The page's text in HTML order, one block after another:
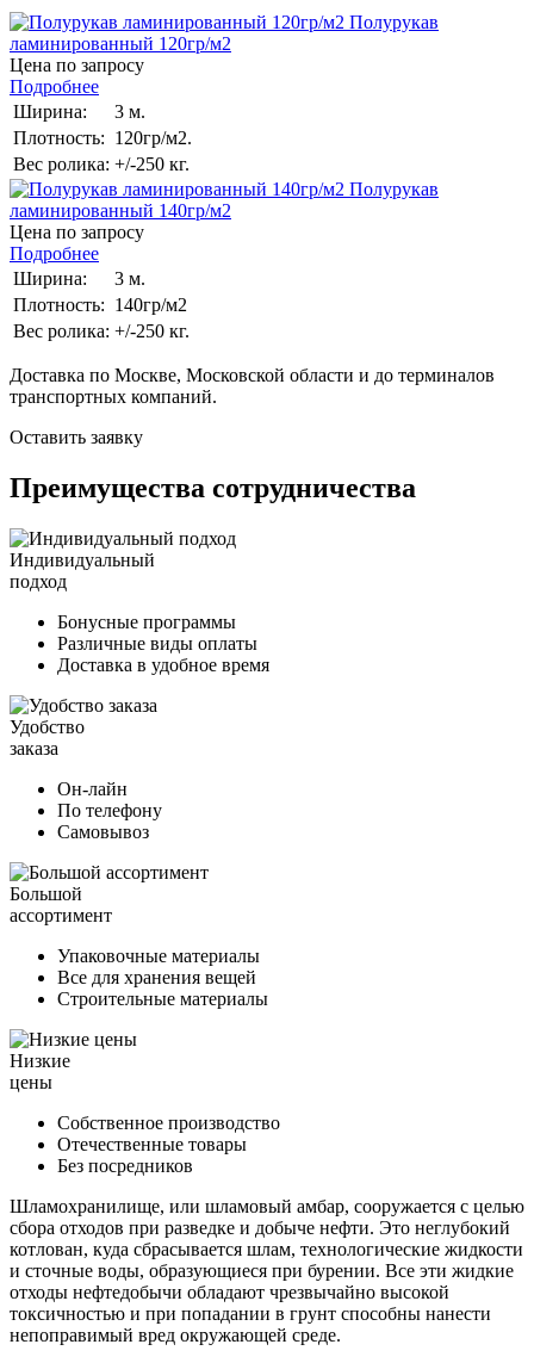
Полурукав
ламинированный 120гр/м2
Цена по запросу
Подробнее
Ширина:
3 м.
Плотность: 120гр/м2.
Вес ролика: +/-250 кг.
Полурукав
ламинированный 140гр/м2
Цена по запросу
Подробнее
Ширина:
3 м.
Плотность: 140гр/м2
Вес ролика: +/-250 кг.
Доставка по Москве, Московской области и до терминалов
транспортных компаний.
Оставить заявку
Преимущества сотрудничества
Индивидуальный
подход
Бонусные программы
Различные виды оплаты
Доставка в удобное время
Удобство
заказа
Он-лайн
По телефону
Самовывоз
Большой
ассортимент
Упаковочные материалы
Все для хранения вещей
Строительные материалы
Низкие
цены
Собственное производство
Отечественные товары
Без посредников
Шламохранилище, или шламовый амбар, сооружается с целью
сбора отходов при разведке и добыче нефти. Это неглубокий
котлован, куда сбрасывается шлам, технологические жидкости
и сточные воды, образующиеся при бурении. Все эти жидкие
отходы нефтедобычи обладают чрезвычайно высокой
токсичностью и при попадании в грунт способны нанести
непоправимый вред окружающей среде.